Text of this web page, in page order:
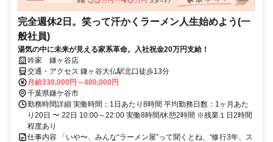
完全週休2日。笑って汗かくラーメン人生始めよう(一
般社員)
湯気の中に未来が見える家系革命。入社祝金20万円支給！
吟家 鎌ヶ谷店
交通・アクセス 鎌ヶ谷大仏駅北口徒歩13分
月給330,000円～400,000円
千葉県鎌ケ谷市
勤務時間詳細 実働時間：1日あたり8時間 平均勤務日数：1ヶ月あた
り20日 〜 22日 10:00～22:00 実働8時間/休憩2時間 ※残業１日2時間
程度あり
仕事内容 「いや〜、みんな“ラーメン屋”って聞くとね、“修行3年、ス